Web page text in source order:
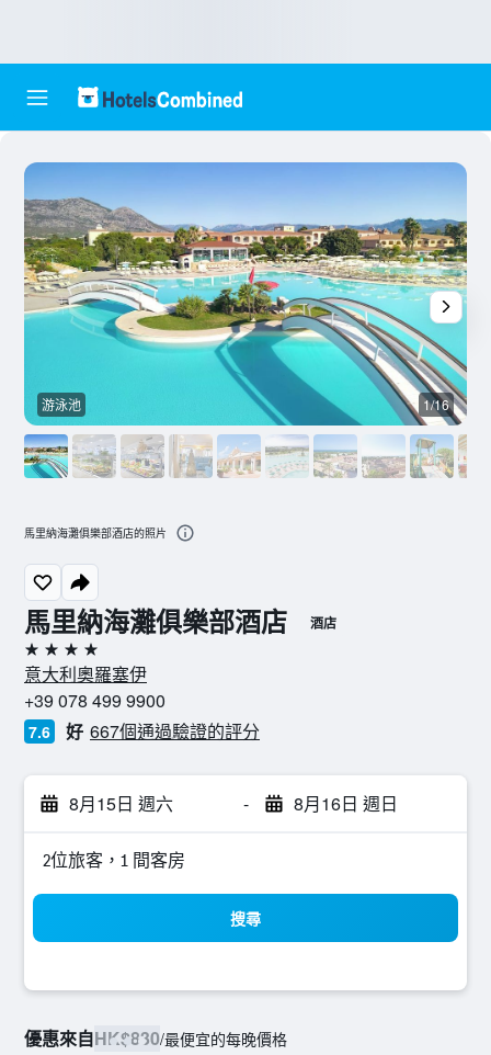
馬里納海灘俱樂部酒店 酒店
4星級
意大利奧羅塞伊
+39 078 499 9900
7.6 好 667個通過驗證的評分
8月15日 週六 - 8月16日 週日
2位旅客，1 間客房
搜尋
優惠來自HK$830/最便宜的每晚價格
游泳池 1/16
馬里納海灘俱樂部酒店的照片